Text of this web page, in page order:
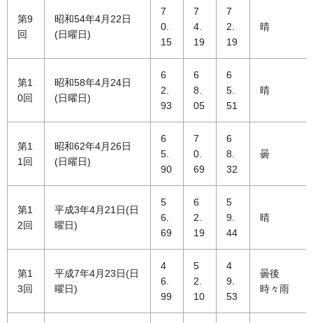
第9
回
昭和54年4月22日
(日曜日)
7
0.
15
7
4.
19
7
2.
19
晴
第1
0回
昭和58年4月24日
(日曜日)
6
2.
93
6
8.
05
6
5.
51
晴
第1
1回
昭和62年4月26日
(日曜日)
6
5.
90
7
0.
69
6
8.
32
曇
第1
2回
平成3年4月21日(日
曜日)
5
6.
69
6
2.
19
5
9.
44
晴
第1
3回
平成7年4月23日(日
曜日)
4
6.
99
5
2.
10
4
9.
53
曇後
時々雨